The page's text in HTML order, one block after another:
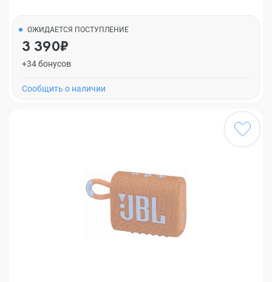
ОЖИДАЕТСЯ ПОСТУПЛЕНИЕ
3 390₽
+34 бонусов
Cообщить о наличии